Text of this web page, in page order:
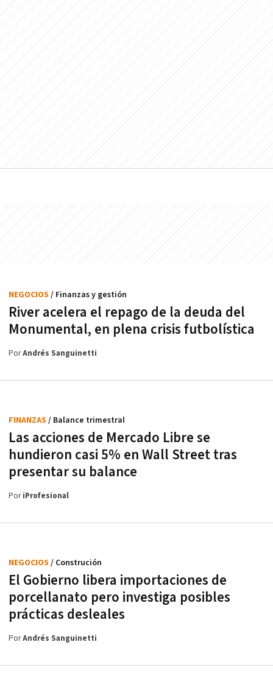
River acelera el repago de la deuda del
Monumental, en plena crisis futbolística
NEGOCIOS / Finanzas y gestión
PorAndrés Sanguinetti
Las acciones de Mercado Libre se
hundieron casi 5% en Wall Street tras
presentar su balance
FINANZAS / Balance trimestral
PoriProfesional
El Gobierno libera importaciones de
porcellanato pero investiga posibles
prácticas desleales
NEGOCIOS / Construción
PorAndrés Sanguinetti